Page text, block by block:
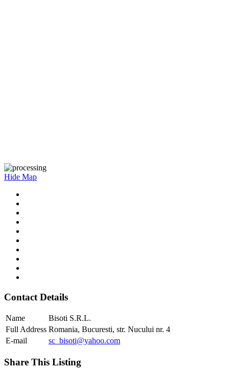
Hide Map
Contact Details
Name
Bisoti S.R.L.
Full Address Romania, Bucuresti, str. Nucului nr. 4
E-mail
sc_bisoti@yahoo.com
Share This Listing